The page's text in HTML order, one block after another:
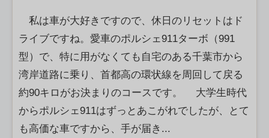
私は車が大好きですので、休日のリセットはド
ライブですね。愛車のポルシェ911ターボ（991
型）で、特に用がなくても自宅のある千葉市から
湾岸道路に乗り、首都高の環状線を周回して戻る
約90キロがお決まりのコースです。 大学生時代
からポルシェ911はずっとあこがれでしたが、とて
も高価な車ですから、手が届き...